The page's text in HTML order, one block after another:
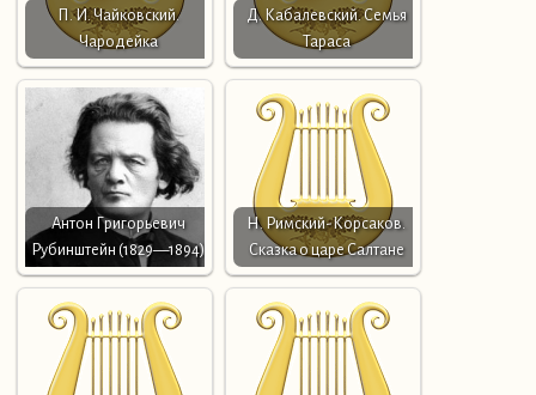
П. И. Чайковский.
Чародейка
Д. Кабалевский. Семья
Тараса
Антон Григорьевич
Рубинштейн (1829—1894)
Н. Римский-Корсаков.
Сказка о царе Салтане